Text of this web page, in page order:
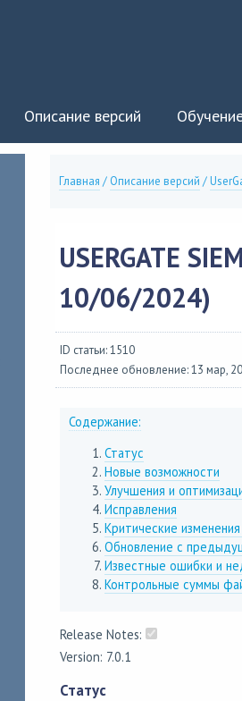
Описание версий
Главная / Описание версий /
USERGATE
10/06/2024)
ID статьи: 1510
Последнее обновление: 13 мар,
Содержание:
Статус
Новые возможности
Улучшения и
Исправления
Критические
Обновление с
Известные ошибки и
Контрольные суммы
Release Notes:
Version: 7.0.1
Статус